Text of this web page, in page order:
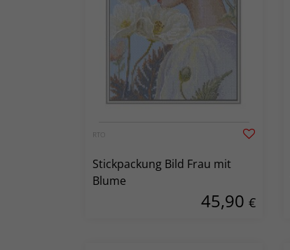
RTO
Stickpackung Bild Frau mit
Blume
45,90 €